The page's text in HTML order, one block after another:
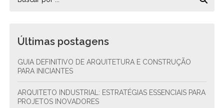
Últimas postagens
GUIA DEFINITIVO DE ARQUITETURA E CONSTRUÇÃO
PARA INICIANTES
ARQUITETO INDUSTRIAL: ESTRATÉGIAS ESSENCIAIS PARA
PROJETOS INOVADORES